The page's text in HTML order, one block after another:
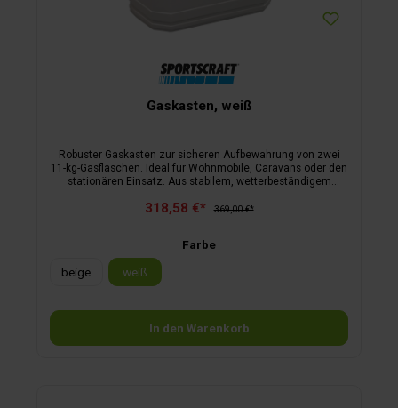
Gaskasten, weiß
Robuster Gaskasten zur sicheren Aufbewahrung von zwei
11-kg-Gasflaschen. Ideal für Wohnmobile, Caravans oder den
stationären Einsatz. Aus stabilem, wetterbeständigem
montieren – für eine sichere Gasversorgung unterwegs oder
318,58 €* 369,00 €*
Farbe
beige
weiß
In den Warenkorb